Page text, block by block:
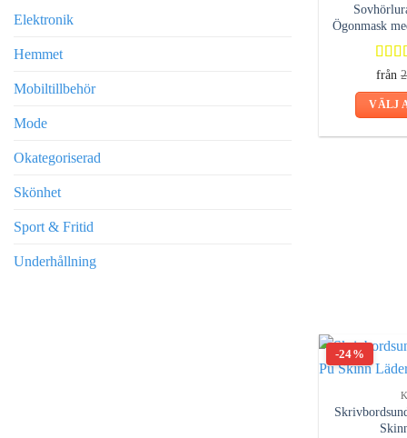
Elektronik
Hemmet
Mobiltillbehör
Mode
Okategoriserad
Skönhet
Sport & Fritid
Underhållning
Ögonmask
från
VÄLJ
-24%